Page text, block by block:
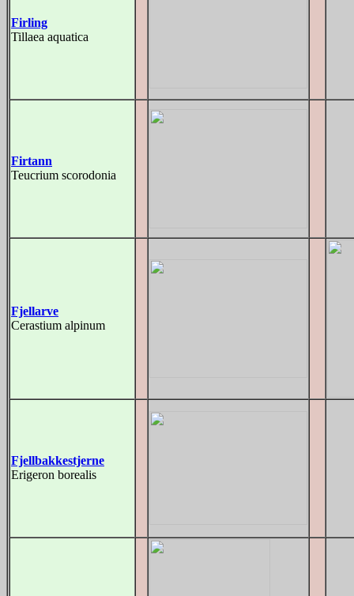
Firling
Tillaea aquatica
Firtann
Teucrium scorodonia
Fjellarve
Cerastium alpinum
Fjellbakkestjerne
Erigeron borealis